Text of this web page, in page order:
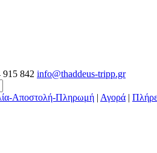
915 842 info@thaddeus-tripp.gr
Αποστολή-Πληρωμή | Αγορά |